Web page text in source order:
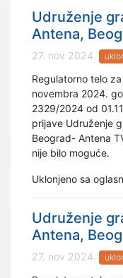
Udruženje
Antena,
27. nov 2024.
Regulatorno telo
novembra 2024.
2329/2024 od
prijave Udruženje
Beograd- Antena
nije bilo moguće.
Uklonjeno sa
Udruženje
Antena,
27. nov 2024.